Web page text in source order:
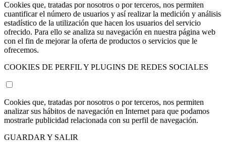
Cookies que, tratadas por nosotros o por terceros, nos permiten
cuantificar el número de usuarios y así realizar la medición y análisis
estadístico de la utilización que hacen los usuarios del servicio
ofrecido. Para ello se analiza su navegación en nuestra página web
con el fin de mejorar la oferta de productos o servicios que le
ofrecemos.
COOKIES DE PERFIL Y PLUGINS DE REDES SOCIALES
Cookies que, tratadas por nosotros o por terceros, nos permiten
analizar sus hábitos de navegación en Internet para que podamos
mostrarle publicidad relacionada con su perfil de navegación.
GUARDAR Y SALIR